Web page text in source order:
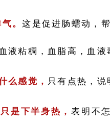
气。这是促进肠蠕动，
液粘稠，血脂高，血液
么感觉， 只有点热，说
是下半身热，表明不